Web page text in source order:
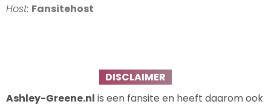
Host: Fansitehost
DISCLAIMER
Ashley-Greene.nl is een fansite en heeft daarom ook